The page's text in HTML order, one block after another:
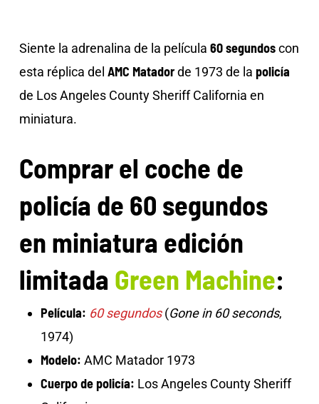
Siente la adrenalina de la película 60 segundoscon
esta réplica del AMC Matadorde 1973 de la policía
de Los Angeles County Sheriff California en
miniatura.
Comprar el coche de
policía de 60 segundos
en miniatura edición
limitada Green Machine:
Película: 60 segundos (Gone in 60 seconds,
1974)
Modelo: AMC Matador 1973
Cuerpo de policía: Los Angeles County Sheriff